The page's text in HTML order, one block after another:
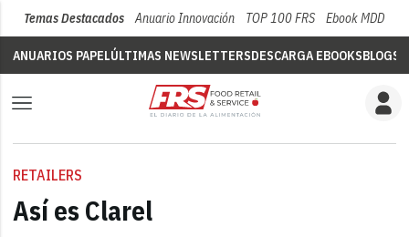
Temas Destacados Anuario Innovación TOP 100 FRS Ebook MDD
ANUARIOS PAPELÚLTIMAS NEWSLETTERSDESCARGA EBOOKSBLOGS
RETAILERS
Así es Clarel